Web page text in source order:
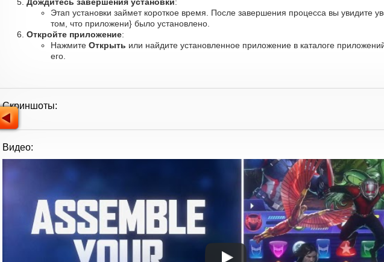
Этап установки займет короткое время. После завершения процесса вы увидите
том, что приложени} было установлено.
Откройте приложение:
Нажмите Открыть или найдите установленное приложение в каталоге
его.
Скриншоты:
Видео: